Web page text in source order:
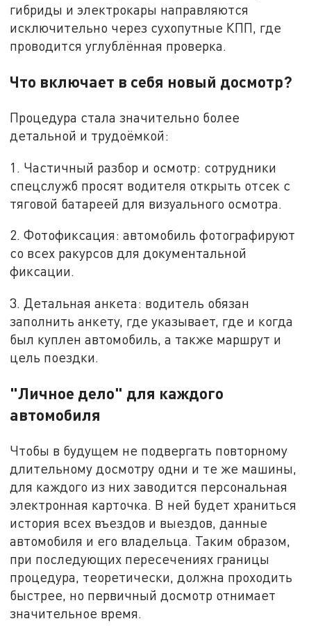
гибриды и электрокары направляются
исключительно через сухопутные КПП, где
проводится углублённая проверка.
Что включает в себя новый досмотр?
Процедура стала значительно более
детальной и трудоёмкой:
1. Частичный разбор и осмотр: сотрудники
спецслужб просят водителя открыть отсек с
тяговой батареей для визуального осмотра.
2. Фотофиксация: автомобиль фотографируют
со всех ракурсов для документальной
фиксации.
3. Детальная анкета: водитель обязан
заполнить анкету, где указывает, где и когда
был куплен автомобиль, а также маршрут и
цель поездки.
"Личное дело" для каждого
автомобиля
Чтобы в будущем не подвергать повторному
длительному досмотру одни и те же машины,
для каждого из них заводится персональная
электронная карточка. В ней будет храниться
история всех въездов и выездов, данные
автомобиля и его владельца. Таким образом,
при последующих пересечениях границы
процедура, теоретически, должна проходить
быстрее, но первичный досмотр отнимает
значительное время.